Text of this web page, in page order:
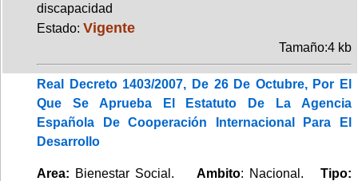
discapacidad
Estado: Vigente
Tamaño:4 kb
Real Decreto 1403/2007, De 26 De Octubre, Por El
Que Se Aprueba El Estatuto De La Agencia
Española De Cooperación Internacional Para El
Desarrollo
Area: Bienestar Social. Ambito: Nacional. Tipo: